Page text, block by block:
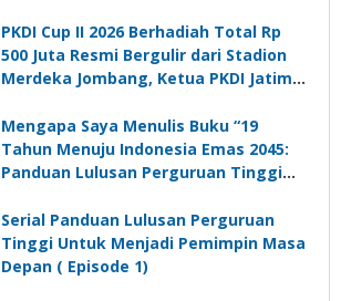
PKDI Cup II 2026 Berhadiah Total Rp
500 Juta Resmi Bergulir dari Stadion
Merdeka Jombang, Ketua PKDI Jatim:
Komunikasi Kades untuk Memajukan
Desa
Mengapa Saya Menulis Buku “19
Tahun Menuju Indonesia Emas 2045:
Panduan Lulusan Perguruan Tinggi
Depan”?
Serial Panduan Lulusan Perguruan
Tinggi Untuk Menjadi Pemimpin Masa
Depan ( Episode 1)